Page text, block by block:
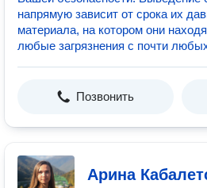
напрямую зависит от срока их
материала, на котором они
любые загрязнения с почти
Позвонить
Арина